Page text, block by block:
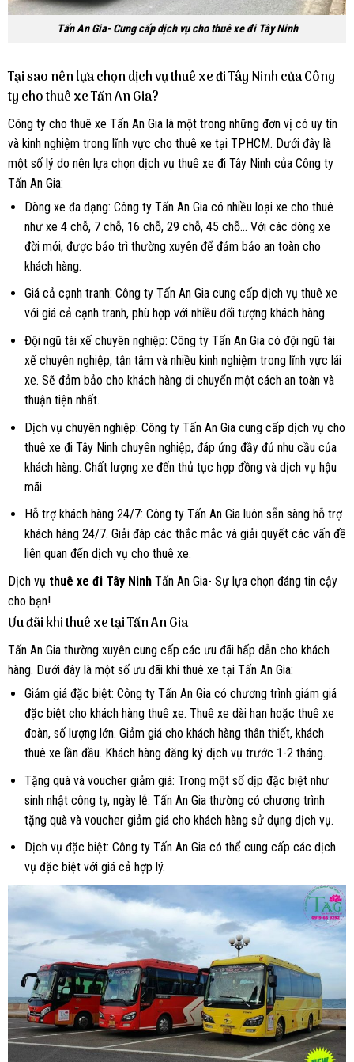
Tấn An Gia- Cung cấp dịch vụ cho thuê xe đi Tây Ninh
Tại sao nên lựa chọn dịch vụ thuê xe đi Tây Ninh của Công
ty cho thuê xe Tấn An Gia?
Công ty cho thuê xe Tấn An Gia là một trong những đơn vị có uy tín
và kinh nghiệm trong lĩnh vực cho thuê xe tại TPHCM. Dưới đây là
một số lý do nên lựa chọn dịch vụ thuê xe đi Tây Ninh của Công ty
Tấn An Gia:
Dòng xe đa dạng: Công ty Tấn An Gia có nhiều loại xe cho thuê
như xe 4 chỗ, 7 chỗ, 16 chỗ, 29 chỗ, 45 chỗ… Với các dòng xe
đời mới, được bảo trì thường xuyên để đảm bảo an toàn cho
khách hàng.
Giá cả cạnh tranh: Công ty Tấn An Gia cung cấp dịch vụ thuê xe
với giá cả cạnh tranh, phù hợp với nhiều đối tượng khách hàng.
Đội ngũ tài xế chuyên nghiệp: Công ty Tấn An Gia có đội ngũ tài
xế chuyên nghiệp, tận tâm và nhiều kinh nghiệm trong lĩnh vực lái
xe. Sẽ đảm bảo cho khách hàng di chuyển một cách an toàn và
thuận tiện nhất.
Dịch vụ chuyên nghiệp: Công ty Tấn An Gia cung cấp dịch vụ cho
thuê xe đi Tây Ninh chuyên nghiệp, đáp ứng đầy đủ nhu cầu của
khách hàng. Chất lượng xe đến thủ tục hợp đồng và dịch vụ hậu
mãi.
Hỗ trợ khách hàng 24/7: Công ty Tấn An Gia luôn sẵn sàng hỗ trợ
khách hàng 24/7. Giải đáp các thắc mắc và giải quyết các vấn đề
liên quan đến dịch vụ cho thuê xe.
Dịch vụ thuê xe đi Tây Ninh Tấn An Gia- Sự lựa chọn đáng tin cậy
cho bạn!
Ưu đãi khi thuê xe tại Tấn An Gia
Tấn An Gia thường xuyên cung cấp các ưu đãi hấp dẫn cho khách
hàng. Dưới đây là một số ưu đãi khi thuê xe tại Tấn An Gia:
Giảm giá đặc biệt: Công ty Tấn An Gia có chương trình giảm giá
đặc biệt cho khách hàng thuê xe. Thuê xe dài hạn hoặc thuê xe
đoàn, số lượng lớn. Giảm giá cho khách hàng thân thiết, khách
thuê xe lần đầu. Khách hàng đăng ký dịch vụ trước 1-2 tháng.
Tặng quà và voucher giảm giá: Trong một số dịp đặc biệt như
sinh nhật công ty, ngày lễ. Tấn An Gia thường có chương trình
tặng quà và voucher giảm giá cho khách hàng sử dụng dịch vụ.
Dịch vụ đặc biệt: Công ty Tấn An Gia có thể cung cấp các dịch
vụ đặc biệt với giá cả hợp lý.